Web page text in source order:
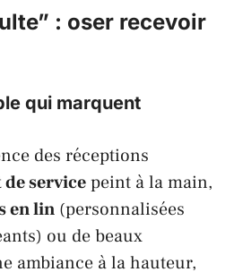
: oser recevoir
qui marquent
des réceptions
servicepeint à la main,
en lin (personnalisées
ou de beaux
ambiance à la hauteur,